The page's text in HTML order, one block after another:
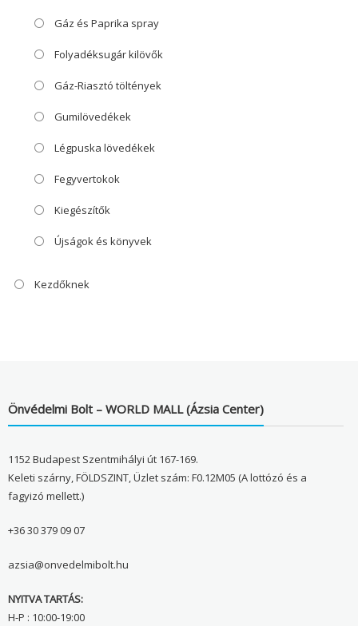
Gáz és Paprika spray
Folyadéksugár kilövők
Gáz-Riasztó töltények
Gumilövedékek
Légpuska lövedékek
Fegyvertokok
Kiegészítők
Újságok és könyvek
Kezdőknek
Önvédelmi Bolt – WORLD MALL (Ázsia Center)
1152 Budapest Szentmihályi út 167-169.
Keleti szárny, FÖLDSZINT, Üzlet szám: F0.12M05 (A lottózó és a
fagyizó mellett.)
+36 30 379 09 07
azsia@onvedelmibolt.hu
NYITVA TARTÁS:
H-P : 10:00-19:00